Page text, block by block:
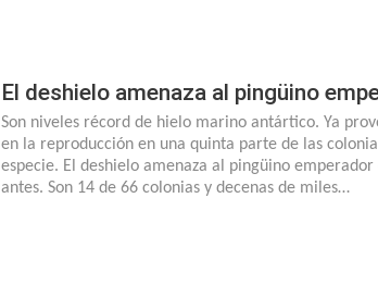
El deshielo amenaza al pingüino
Son niveles récord de hielo marino antártico. Ya
en la reproducción en una quinta parte de las
especie. El deshielo amenaza al pingüino emperador
antes. Son 14 de 66 colonias y decenas de miles…